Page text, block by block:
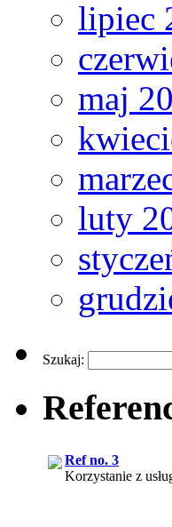
lipiec
maj
luty
Szukaj:
Ref no. 3
Korzystanie z